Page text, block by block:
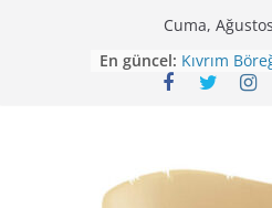
Cuma,
En güncel: Kıvrım
Nohutlu